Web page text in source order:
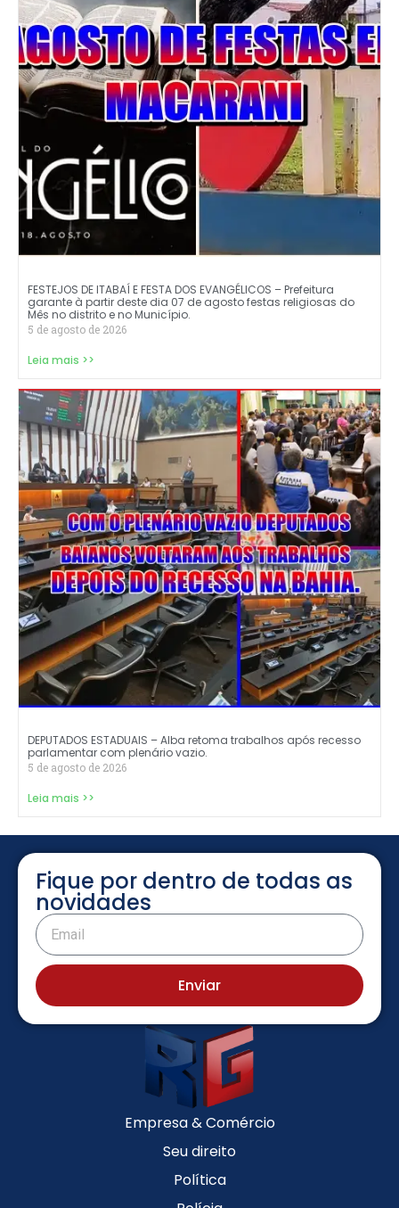
FESTEJOS DE ITABAÍ E FESTA DOS EVANGÉLICOS – Prefeitura
garante à partir deste dia 07 de agosto festas religiosas do
Mês no distrito e no Município.
5 de agosto de 2026
Leia mais >>
DEPUTADOS ESTADUAIS – Alba retoma trabalhos após recesso
parlamentar com plenário vazio.
5 de agosto de 2026
Leia mais >>
Fique por dentro de todas as
novidades
Enviar
Empresa & Comércio
Seu direito
Política